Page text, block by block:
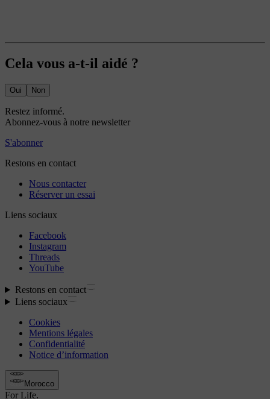
Cela vous a-t-il aidé ?
Oui Non